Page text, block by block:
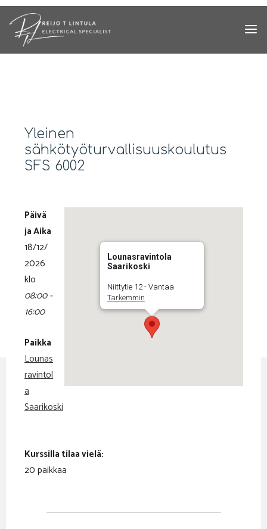
Skip
content
Yleinen
sähkötyöturvallisuuskoulutus
SFS 6002
Lounasravintola
Saarikoski
Niittytie 12 - Vantaa
Tarkemmin
Päivä
ja Aika
18/12/
2026
klo
08:00 -
16:00
Paikka
Lounas
ravintol
a
Saarikoski
Kurssilla tilaa vielä:
20 paikkaa